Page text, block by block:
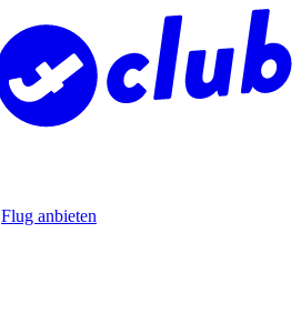
Flug anbieten